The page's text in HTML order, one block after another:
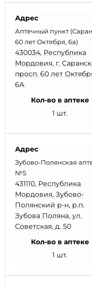
Адрес
Аптечный пункт
60 лет Октября, 6а)
430034, Республика
Мордовия, г.
просп. 60 лет
6А
Кол-во в аптеке
1 шт.
Адрес
Зубово-Полянская
№5
431110, Республика
Мордовия, Зубово-
Полянский р-н, р.п.
Зубова Поляна, ул.
Советская, д. 50
Кол-во в аптеке
1 шт.